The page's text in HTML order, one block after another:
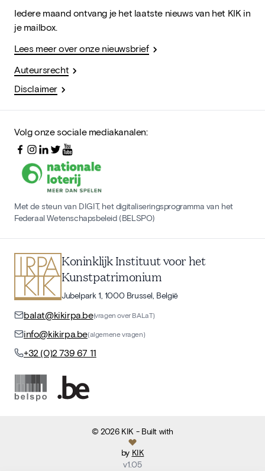
Iedere maand ontvang je het laatste nieuws van het KIK in
je mailbox.
Lees meer over onze nieuwsbrief
Auteursrecht
Disclaimer
Volg onze sociale mediakanalen:
Met de steun van DIGIT, het digitaliseringsprogramma van het
Federaal Wetenschapsbeleid (BELSPO)
Koninklijk Instituut voor het
Kunstpatrimonium
Jubelpark 1, 1000 Brussel, België
balat@kikirpa.be(vragen over BALaT)
info@kikirpa.be(algemene vragen)
+32 (0)2 739 67 11
©2026 KIK - Built with
by KIK
v1.05